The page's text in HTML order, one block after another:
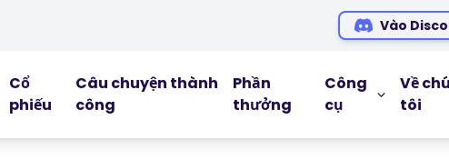
Vào
Cổ
phiếu
Câu chuyện thành
công
Phần
thưởng
Công
cụ
CÔNG CỤ
Về
tôi